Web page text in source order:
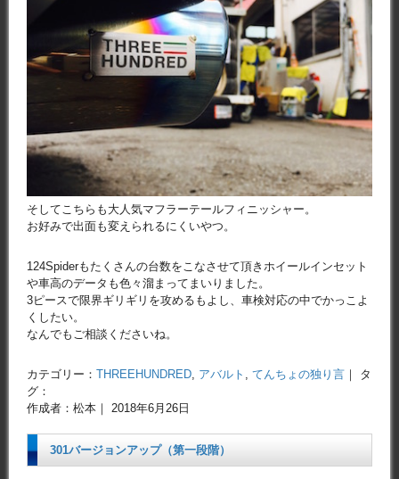
そしてこちらも大人気マフラーテールフィニッシャー。
お好みで出面も変えられるにくいやつ。
124Spiderもたくさんの台数をこなさせて頂きホイールインセット
や車高のデータも色々溜まってまいりました。
3ピースで限界ギリギリを攻めるもよし、車検対応の中でかっこよ
くしたい。
なんでもご相談くださいね。
カテゴリー： THREEHUNDRED アバルト てんちょの独り言 ｜ タ
グ：
作成者：松本｜ 2018年6月26日
301バージョンアップ（第一段階）